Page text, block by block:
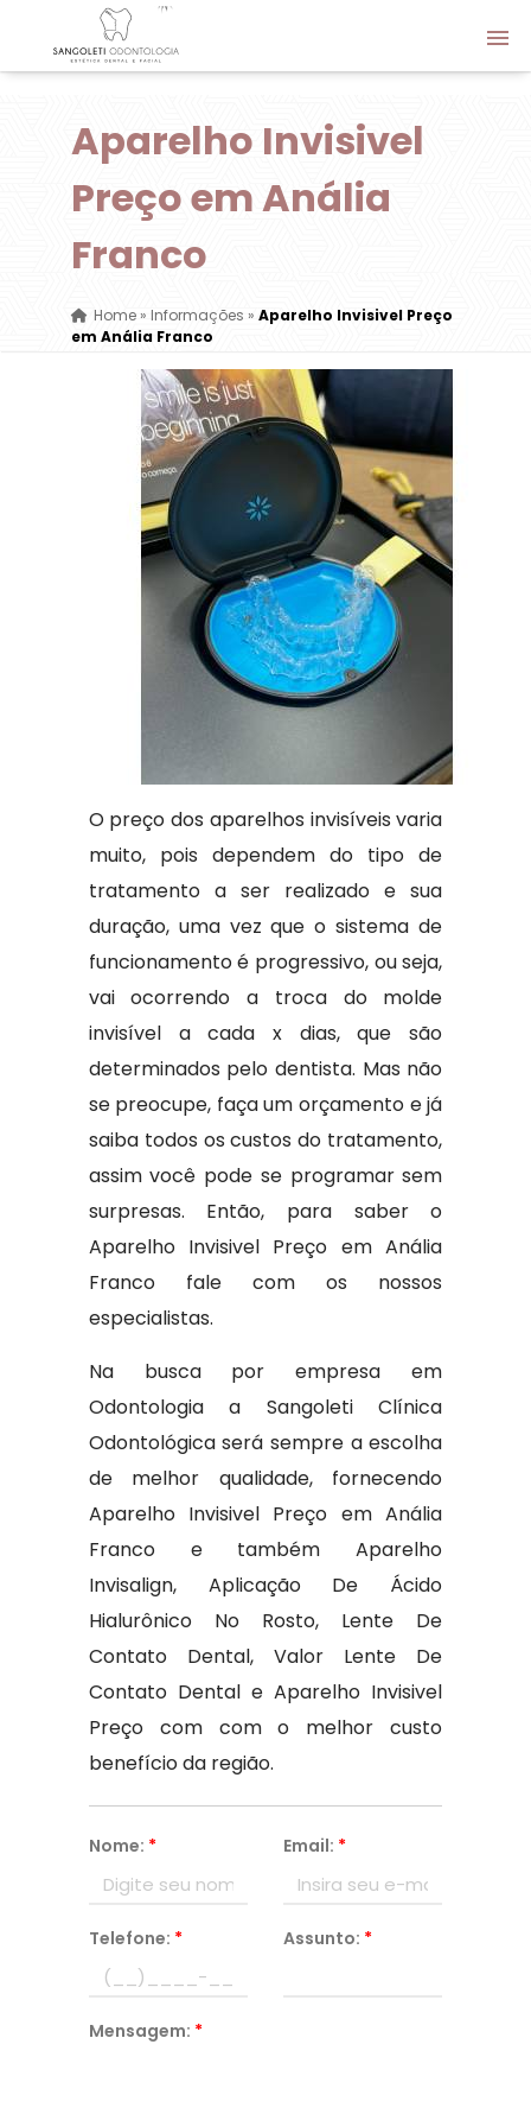
Aparelho Invisivel
Preço em Anália
Franco
Home» Informações » Aparelho Invisivel Preço
em Anália Franco
O preço dos aparelhos invisíveis varia
muito, pois dependem do tipo de
tratamento a ser realizado e sua
duração, uma vez que o sistema de
funcionamento é progressivo, ou seja,
vai ocorrendo a troca do molde
invisível a cada x dias, que são
determinados pelo dentista. Mas não
se preocupe, faça um orçamento e já
saiba todos os custos do tratamento,
assim você pode se programar sem
surpresas. Então, para saber o
Aparelho Invisivel Preço em Anália
Franco fale com os nossos
especialistas.
Na busca por empresa em
Odontologia a Sangoleti Clínica
Odontológica será sempre a escolha
de melhor qualidade, fornecendo
Aparelho Invisivel Preço em Anália
Franco e também Aparelho
Invisalign, Aplicação De Ácido
Hialurônico No Rosto, Lente De
Contato Dental, Valor Lente De
Contato Dental e Aparelho Invisivel
Preço com com o melhor custo
benefício da região.
Nome: * Email: *
Telefone: * Assunto: *
Mensagem: *